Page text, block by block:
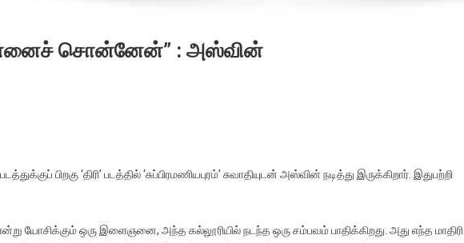
சொன்னேன்” : அஸ்வின்
பிறகு ‘திரி’ படத்தில் ‘சுப்பிரமணியபுரம்’ சுவாதியுடன் அஸ்வின் நடித்து இருக்கிறார். இதுபற்றி
யோசிக்கும் ஒரு இளைஞனை, அந்த கல்லூரியில் நடந்த ஒரு சம்பவம் பாதிக்கிறது. அது எந்த மாதிரி